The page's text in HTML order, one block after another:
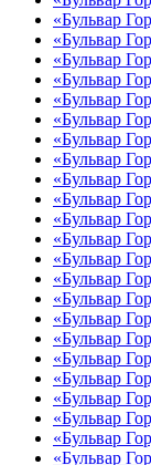
«Бульвар
«Бульвар
«Бульвар
«Бульвар
«Бульвар
«Бульвар
«Бульвар
«Бульвар
«Бульвар
«Бульвар
«Бульвар
«Бульвар
«Бульвар
«Бульвар
«Бульвар
«Бульвар
«Бульвар
«Бульвар
«Бульвар
«Бульвар
«Бульвар
«Бульвар
«Бульвар